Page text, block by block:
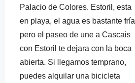
Palacio de Colores. Estoril, esta
en playa, el agua es bastante fría
pero el paseo de une a Cascais
con Estoril te dejara con la boca
abierta. Si llegamos temprano,
puedes alquilar una bicicleta